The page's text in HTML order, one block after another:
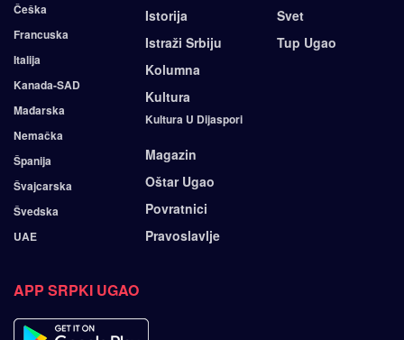
Češka
Francuska
Italija
Kanada-SAD
Mađarska
Nemačka
Španija
Švajcarska
Švedska
UAE
Istorija
Istraži Srbiju
Kolumna
Kultura
Kultura U Dijaspori
Magazin
Oštar Ugao
Povratnici
Pravoslavlje
Svet
Tup Ugao
APP SRPKI UGAO